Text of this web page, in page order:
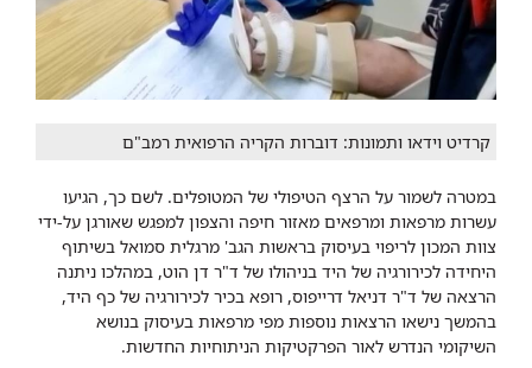
קרדיט וידאו ותמונות: דוברות הקריה הרפואית רמב"ם
במטרה לשמור על הרצף הטיפולי של המטופלים. לשם כך, הגיעו
עשרות מרפאות ומרפאים מאזור חיפה והצפון למפגש שאורגן על-ידי
צוות המכון לריפוי בעיסוק בראשות הגב' מרגלית סמואל בשיתוף
היחידה לכירורגיה של היד בניהולו של ד"ר דן הוט, במהלכו ניתנה
הרצאה של ד"ר דניאל דרייפוס, רופא בכיר לכירורגיה של כף היד,
בהמשך נישאו הרצאות נוספות מפי מרפאות בעיסוק בנושא
השיקומי הנדרש לאור הפרקטיקות הניתוחיות החדשות.